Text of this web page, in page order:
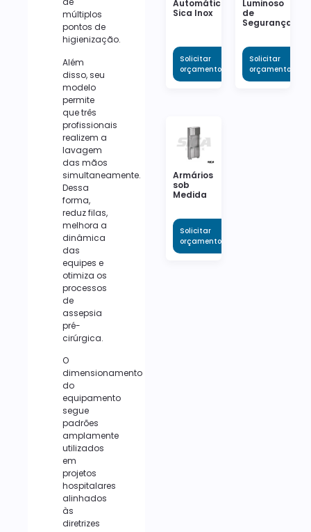
múltiplos
pontos de
higienização.
Além
disso, seu
modelo
permite
que três
profissionais
realizem a
lavagem
das mãos
simultaneamente.
Dessa
forma,
reduz filas,
melhora a
dinâmica
das
equipes e
otimiza os
processos
de
assepsia
pré-
cirúrgica.
O
dimensionamento
do
equipamento
segue
padrões
amplamente
utilizados
em
projetos
hospitalares
alinhados
às
diretrizes
Automático
Sica Inox
Solicitar
orçamento
Luminoso
de
Segurança
Solicitar
orçamento
Armários
sob
Medida
Solicitar
orçamento